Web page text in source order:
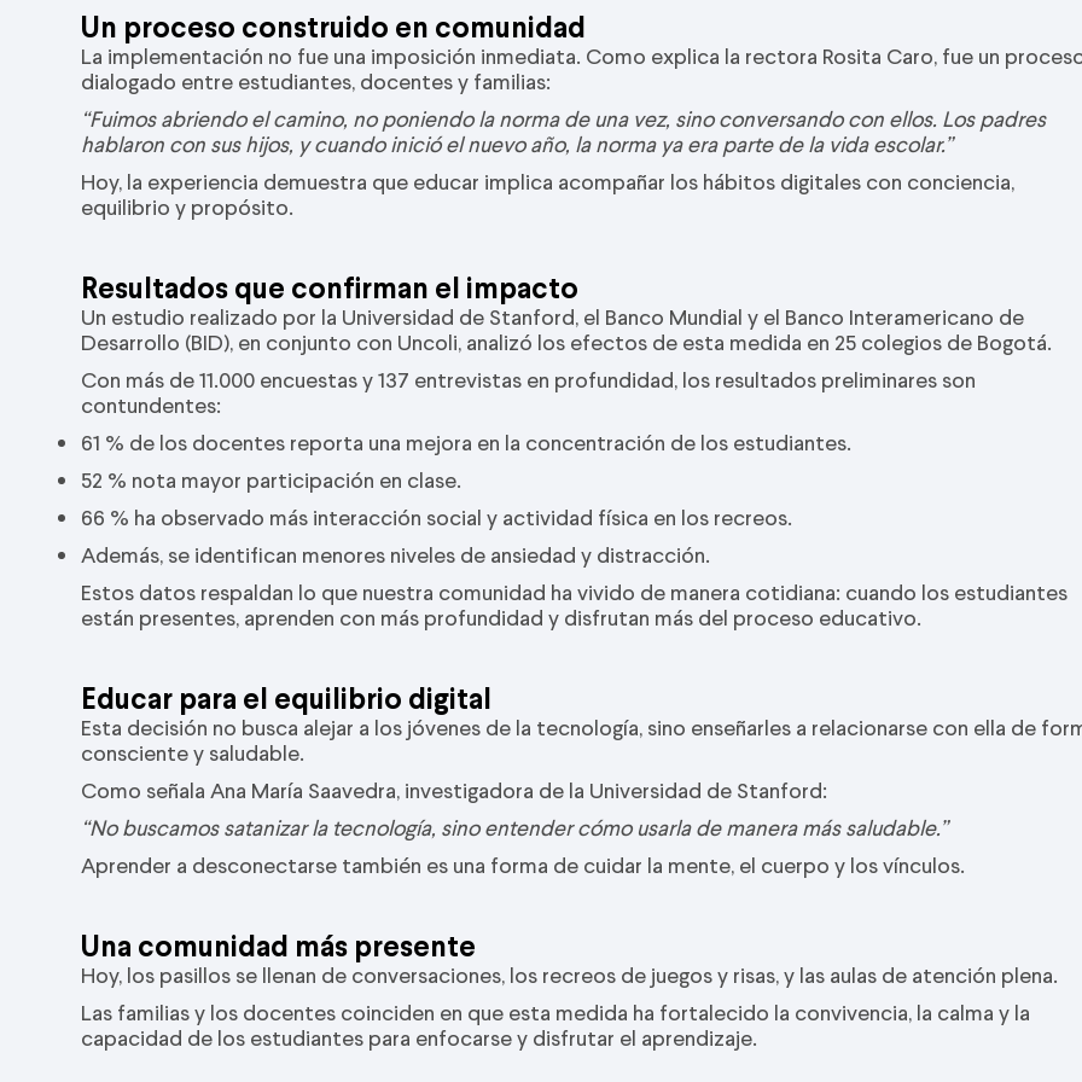
Un proceso construido en comunidad
La implementación no fue una imposición inmediata. Como explica la rectora Rosita Caro, fue un
dialogado entre estudiantes, docentes y familias:
“Fuimos abriendo el camino, no poniendo la norma de una vez, sino conversando con ellos. Los padres
hablaron con sus hijos, y cuando inició el nuevo año, la norma ya era parte de la vida escolar.”
Hoy, la experiencia demuestra que educar implica acompañar los hábitos digitales con conciencia,
equilibrio y propósito.
Resultados que confirman el impacto
Un estudio realizado por la Universidad de Stanford, el Banco Mundial y el Banco Interamericano de
Desarrollo (BID), en conjunto con Uncoli, analizó los efectos de esta medida en 25 colegios de Bogotá.
Con más de 11.000 encuestas y 137 entrevistas en profundidad, los resultados preliminares son
contundentes:
61 % de los docentes reporta una mejora en la concentración de los estudiantes.
52 % nota mayor participación en clase.
66 % ha observado más interacción social y actividad física en los recreos.
Además, se identifican menores niveles de ansiedad y distracción.
Estos datos respaldan lo que nuestra comunidad ha vivido de manera cotidiana: cuando los estudiantes
están presentes, aprenden con más profundidad y disfrutan más del proceso educativo.
Educar para el equilibrio digital
Esta decisión no busca alejar a los jóvenes de la tecnología, sino enseñarles a relacionarse con ella de
consciente y saludable.
Como señala Ana María Saavedra, investigadora de la Universidad de Stanford:
“No buscamos satanizar la tecnología, sino entender cómo usarla de manera más saludable.”
Aprender a desconectarse también es una forma de cuidar la mente, el cuerpo y los vínculos.
Una comunidad más presente
Hoy, los pasillos se llenan de conversaciones, los recreos de juegos y risas, y las aulas de atención plena.
Las familias y los docentes coinciden en que esta medida ha fortalecido la convivencia, la calma y la
capacidad de los estudiantes para enfocarse y disfrutar el aprendizaje.